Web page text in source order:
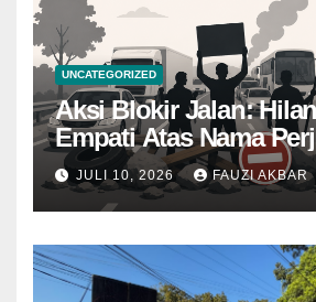
UNCATEGORIZED
Aksi Blokir Jalan:
Empati Atas Nama
JULI 10, 2026 FAUZI AKBAR